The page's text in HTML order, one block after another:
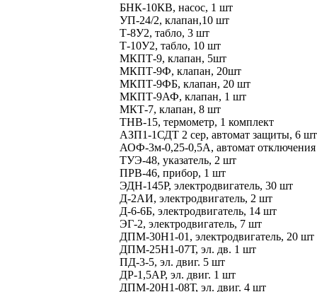
БНК-10КВ, насос, 1 шт
УП-24/2, клапан,10 шт
Т-8У2, табло, 3 шт
Т-10У2, табло, 10 шт
МКПТ-9, клапан, 5шт
МКПТ-9Ф, клапан, 20шт
МКПТ-9ФБ, клапан, 20 шт
МКПТ-9АФ, клапан, 1 шт
МКТ-7, клапан, 8 шт
ТНВ-15, термометр, 1 комплект
АЗП1-1СДТ 2 сер, автомат защиты, 6 шт
АОФ-3м-0,25-0,5А, автомат
ТУЭ-48, указатель, 2 шт
ПРВ-46, прибор, 1 шт
ЭДН-145Р, электродвигатель, 30 шт
Д-2АИ, электродвигатель, 2 шт
Д-6-6Б, электродвигатель, 14 шт
ЭГ-2, электродвигатель, 7 шт
ДПМ-30Н1-01, электродвигатель, 20 шт
ДПМ-25Н1-07Т, эл. дв. 1 шт
ПД-3-5, эл. двиг. 5 шт
ДР-1,5АР, эл. двиг. 1 шт
ДПМ-20Н1-08Т, эл. двиг. 4 шт